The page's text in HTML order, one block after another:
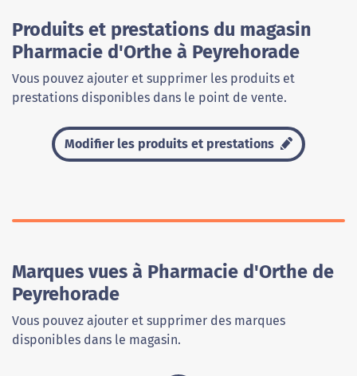
Produits et prestations du magasin
Pharmacie d'Orthe à Peyrehorade
Vous pouvez ajouter et supprimer les produits et
prestations disponibles dans le point de vente.
Modifier les produits et prestations
Marques vues à Pharmacie d'Orthe de
Peyrehorade
Vous pouvez ajouter et supprimer des marques
disponibles dans le magasin.